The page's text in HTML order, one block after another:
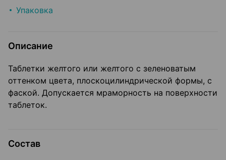
Упаковка
Описание
Таблетки желтого или желтого с зеленоватым
оттенком цвета, плоскоцилиндрической формы, с
фаской. Допускается мраморность на поверхности
таблеток.
Состав